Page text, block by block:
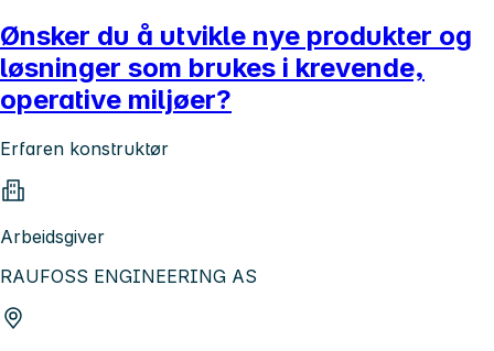
Ønsker du å utvikle nye produkter og
løsninger som brukes i krevende,
operative miljøer?
Erfaren konstruktør
Arbeidsgiver
RAUFOSS ENGINEERING AS